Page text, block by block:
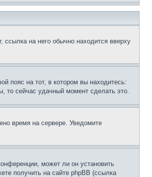
; ссылка на него обычно находится вверху
пояс на тот, в котором вы находитесь:
то сейчас удачный момент сделать это.
время на сервере. Уведомите
может ли он установить
получить на сайте phpBB (ссылка